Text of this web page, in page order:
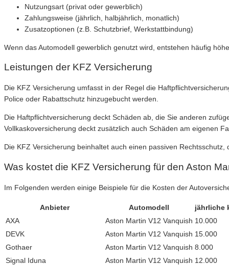
Nutzungsart (privat oder gewerblich)
Zahlungsweise (jährlich, halbjährlich, monatlich)
Zusatzoptionen (z.B. Schutzbrief, Werkstattbindung)
Wenn das Automodell gewerblich genutzt wird, entstehen häufig
Leistungen der KFZ Versicherung
Die KFZ Versicherung umfasst in der Regel die
Police oder Rabattschutz hinzugebucht werden.
Die Haftpflichtversicherung deckt Schäden ab, die Sie anderen
Vollkaskoversicherung deckt zusätzlich auch Schäden am eigenen
Die KFZ Versicherung beinhaltet auch einen passiven
Was kostet die KFZ Versicherung für den Aston
Im Folgenden werden einige Beispiele für die Kosten der
Anbieter Automodell
jährliche
AXA
Aston Martin V12 Vanquish 10.000
DEVK
Aston Martin V12 Vanquish 15.000
Gothaer
Aston Martin V12 Vanquish 8.000
Signal Iduna
Aston Martin V12 Vanquish 12.000